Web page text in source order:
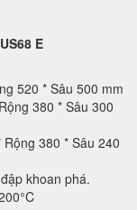
E
520 * Sâu 500 mm
380 * Sâu 300
380 * Sâu 240
khoan phá.